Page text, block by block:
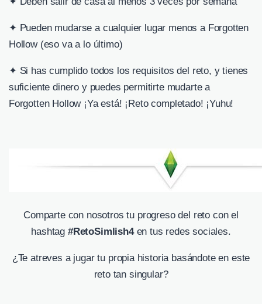
✦ Pueden mudarse a cualquier lugar menos a Forgotten
Hollow (eso va a lo último)
✦ Si has cumplido todos los requisitos del reto, y tienes
suficiente dinero y puedes permitirte mudarte a
Forgotten Hollow ¡Ya está! ¡Reto completado! ¡Yuhu!
Comparte con nosotros tu progreso del reto con el
hashtag #RetoSimlish4en tus redes sociales.
¿Te atreves a jugar tu propia historia basándote en este
reto tan singular?